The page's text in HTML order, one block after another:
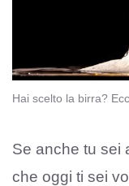
Hai scelto la birra?
Se anche tu sei
che oggi ti sei